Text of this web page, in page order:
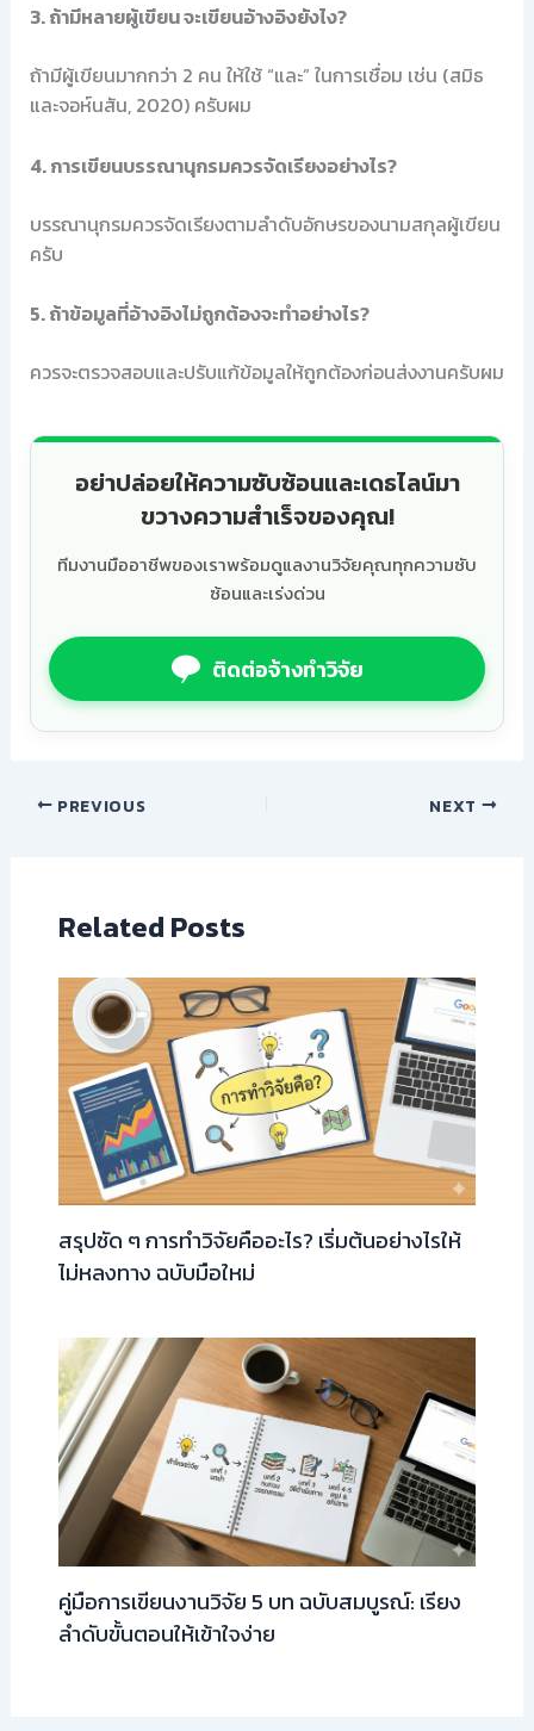
3. ถ้ามีหลายผู้เขียน จะเขียนอ้างอิงยังไง?
ถ้ามีผู้เขียนมากกว่า 2 คน ให้ใช้ “และ” ในการเชื่อม เช่น (สมิธ
และจอห์นสัน, 2020) ครับผม
4. การเขียนบรรณานุกรมควรจัดเรียงอย่างไร?
บรรณานุกรมควรจัดเรียงตามลำดับอักษรของนามสกุลผู้เขียน
ครับ
5. ถ้าข้อมูลที่อ้างอิงไม่ถูกต้องจะทำอย่างไร?
ควรจะตรวจสอบและปรับแก้ข้อมูลให้ถูกต้องก่อนส่งงานครับผม
อย่าปล่อยให้ความซับซ้อนและเดธไลน์มา
ขวางความสำเร็จของคุณ!
ทีมงานมืออาชีพของเราพร้อมดูแลงานวิจัยคุณทุกความซับ
ซ้อนและเร่งด่วน
ติดต่อจ้างทำวิจัย
PREVIOUS NEXT
Related Posts
สรุปชัด ๆ การทำวิจัยคืออะไร? เริ่มต้นอย่างไรให้
ไม่หลงทาง ฉบับมือใหม่
คู่มือการเขียนงานวิจัย 5 บท ฉบับสมบูรณ์: เรียง
ลำดับขั้นตอนให้เข้าใจง่าย